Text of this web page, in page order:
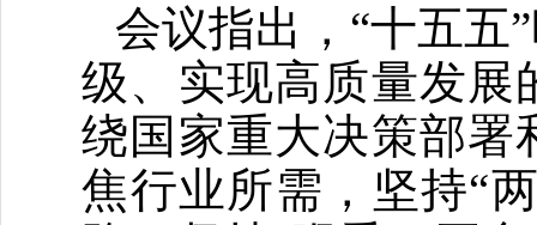
会议指出， “十五五”
级、实现高质量发展
绕国家重大决策部署
焦行业所需，坚持“